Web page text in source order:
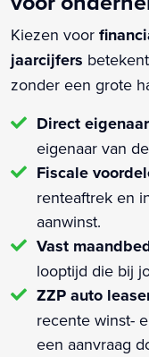
Kiezen voor
jaarcijfers
zonder een grote
Direct
eigenaar van
Fiscale
renteaftrek en
aanwinst.
Vast
looptijd die bij
ZZP auto
recente winst-
een aanvraag